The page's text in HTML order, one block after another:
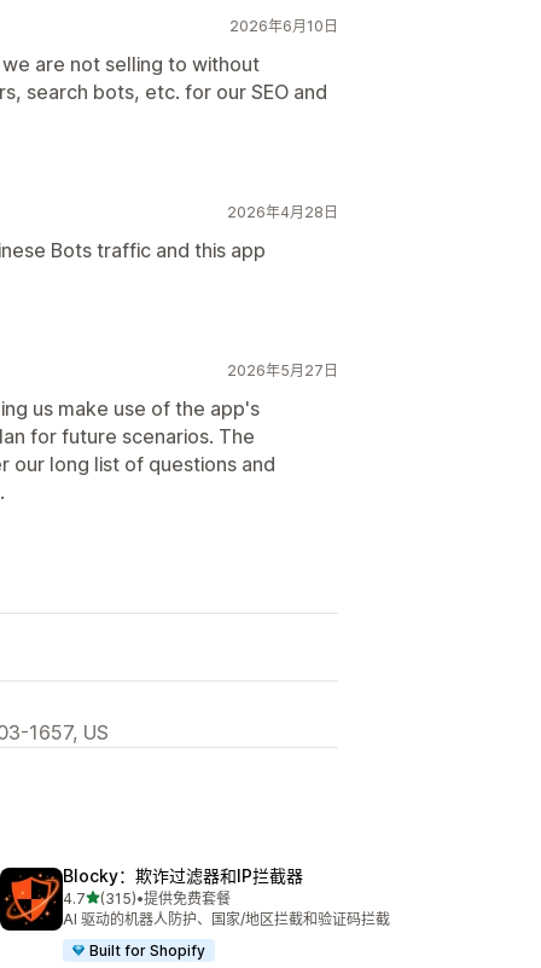
2026年6月10日
are not selling to without
search bots, etc. for our SEO and
2026年4月28日
Bots traffic and this app
2026年5月27日
us make use of the app's
for future scenarios. The
our long list of questions and
1657, US
Blocky：欺诈过滤器和IP拦截器
4.7星（满分 5 星）
(315)
总共 315 条评论
•提供免费套餐
AI 驱动的机器人防护、国家/地区拦截和验证码拦截
Built for Shopify